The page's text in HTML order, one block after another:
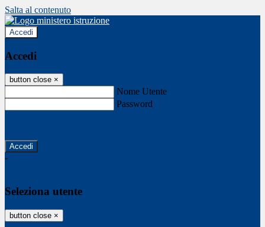
Salta al contenuto
Accedi
Accedi
button close ×
Nome Utente
Password
-
Seleziona utente
button close ×